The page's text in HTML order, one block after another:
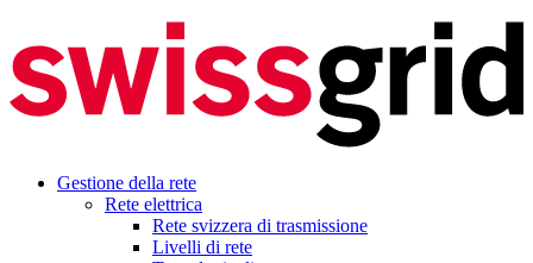
Gestione della rete
Rete elettrica
Rete svizzera di trasmissione
Livelli di rete